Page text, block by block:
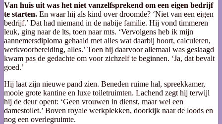
Van huis uit was het niet vanzelfsprekend om een eigen bedrijf
te starten. En waar hij als kind over droomde? ‘Niet van een eigen
bedrijf.’ Dat had niemand in de nabije familie. Hij vond timmeren
leuk, ging naar de lts, toen naar mts. ‘Vervolgens heb ik mijn
aannemersdiploma gehaald met alles wat daarbij hoort, calculeren,
werkvoorbereiding, alles.’ Toen hij daarvoor allemaal was geslaagd
kwam pas de gedachte om voor zichzelf te beginnen. ‘Ja, dat bevalt
goed.’
Hij laat zijn nieuwe pand zien. Beneden ruime hal, spreekkamer,
mooie grote kantine en luxe toiletruimten. Lachend zegt hij terwijl
hij de deur opent: ‘Geen vrouwen in dienst, maar wel een
damestoilet.’ Boven royale werkplekken, doorkijk naar de loods en
nog een overlegruimte.